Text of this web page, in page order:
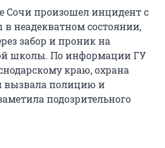
Сочи произошел инцидент с
неадекватном состоянии,
забор и проник на
школы. По информации ГУ
краю, охрана
вызвала полицию и
подозрительного